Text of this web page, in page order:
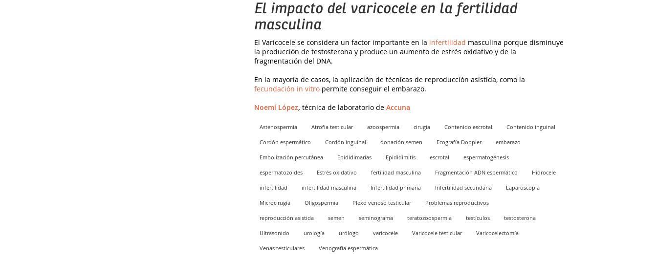
El impacto del varicocele en la fertilidad
masculina
El Varicocele se considera un factor importante en la infertilidad masculina porque disminuye
la producción de testosterona y produce un aumento de estrés oxidativo y de la
fragmentación del DNA.
En la mayoría de casos, la aplicación de técnicas de reproducción asistida, como la
fecundación in vitropermite conseguir el embarazo.
Noemí López, técnica de laboratorio de Accuna
Astenospermia Atrofia testicular azoospermia cirugía Contenido escrotal Contenido inguinal
Cordón espermático Cordón inguinal donación semen Ecografía Doppler embarazo
Embolización percutánea Epididimarias Epididimitis escrotal espermatogénesis
espermatozoides Estrés oxidativo fertilidad masculina Fragmentación ADN espermático Hidrocele
infertilidad infertilidad masculina Infertilidad primaria Infertilidad secundaria Laparoscopia
Microcirugía Oligospermia Plexo venoso testicular Problemas reproductivos
reproducción asistida semen seminograma teratozoospermia testículos testosterona
Ultrasonido urología urólogo varicocele Varicocele testicular Varicocelectomía
Venas testiculares Venografía espermática